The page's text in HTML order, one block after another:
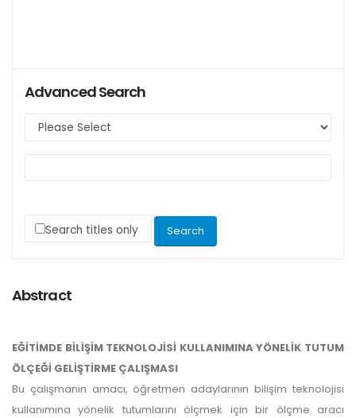
Advanced Search
Search titles only
Abstract
EĞİTİMDE BİLİŞİM TEKNOLOJİSİ KULLANIMINA YÖNELİK TUTUM
ÖLÇEĞİ GELİŞTİRME ÇALIŞMASI
Bu çalışmanın amacı, öğretmen adaylarının bilişim teknolojisi
kullanımına yönelik tutumlarını ölçmek için bir ölçme aracı